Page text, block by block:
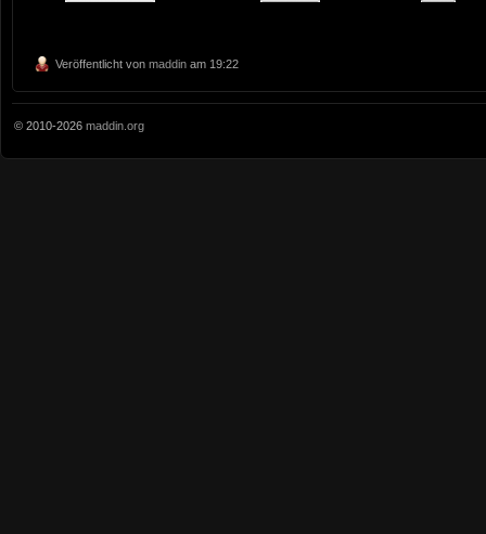
Veröffentlicht von maddin am 19:22
© 2010-2026 maddin.org